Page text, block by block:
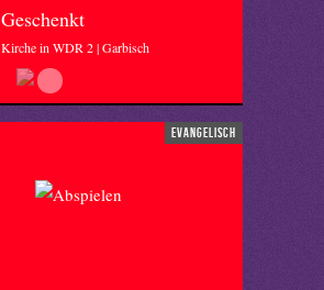
Geschenkt
Kirche in WDR 2 | Garbisch
evangelisch